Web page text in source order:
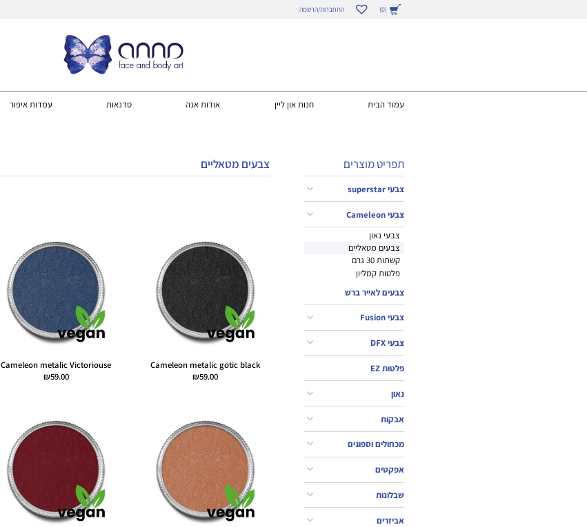
(0) התחברות/הרשמה
עמוד הבית חנות און ליין אודות אנה סדנאות עמדות איפור
תפריט מוצרים
צבעי superstar
צבעי Cameleon
צבעי נאון
צבעים מטאליים
קשתות 30 גרם
פלטות קמליון
צבעים לאייר ברש
צבעי Fusion
צבעי DFX
פלטות EZ
נאון
אבקות
מכחולים וספוגים
אפקטים
שבלונות
אביזרים
צבעים מטאליים
Cameleon metalic gotic black
₪59.00
Cameleon metalic Victoriouse
₪59.00